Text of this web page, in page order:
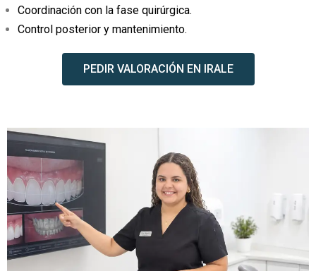
Coordinación con la fase quirúrgica.
Control posterior y mantenimiento.
PEDIR VALORACIÓN EN IRALE